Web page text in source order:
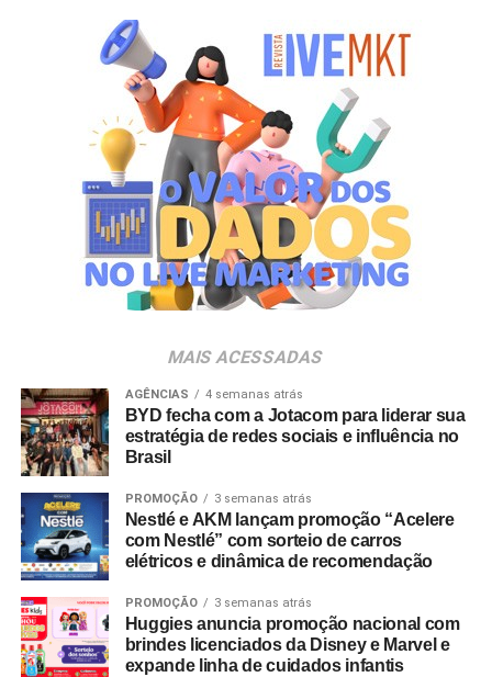
O projeto contempla desde a otimização de campanhas
de mídia paga para maior eficiência em investimento até
o fortalecimento da presença orgânica da marca nos
buscadores e a estruturação de inteligência de negócios
baseada em dados. A proposta é criar um ecossistema
digital robusto que amplifique os diferenciais da Oakberry
e gere impacto direto em seu crescimento global.
Segundo Troitinho, a chegada do novo cliente reforça o
posicionamento da Score Media como parceira de
negócios estratégicos para marcas líderes em seus
setores. “Nosso objetivo é potencializar a presença digital
estratégicas que sustentem sua expansão no Brasil e no
exterior”, completa.
MAIS ACESSADAS
AGÊNCIAS 4 semanas atrás
BYD fecha com a Jotacom para liderar sua
estratégia de redes sociais e influência no
Brasil
PROMOÇÃO 3 semanas atrás
Nestlé e AKM lançam promoção “Acelere
com Nestlé” com sorteio de carros
elétricos e dinâmica de recomendação
PROMOÇÃO 3 semanas atrás
Huggies anuncia promoção nacional com
brindes licenciados da Disney e Marvel e
expande linha de cuidados infantis